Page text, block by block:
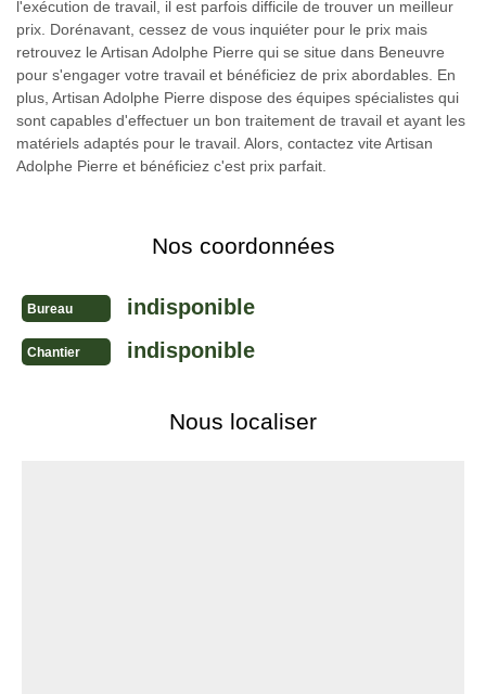
l'exécution de travail, il est parfois difficile de trouver un meilleur
prix. Dorénavant, cessez de vous inquiéter pour le prix mais
retrouvez le Artisan Adolphe Pierre qui se situe dans Beneuvre
pour s'engager votre travail et bénéficiez de prix abordables. En
plus, Artisan Adolphe Pierre dispose des équipes spécialistes qui
sont capables d'effectuer un bon traitement de travail et ayant les
matériels adaptés pour le travail. Alors, contactez vite Artisan
Adolphe Pierre et bénéficiez c'est prix parfait.
Nos coordonnées
Bureau indisponible
Chantier indisponible
Nous localiser